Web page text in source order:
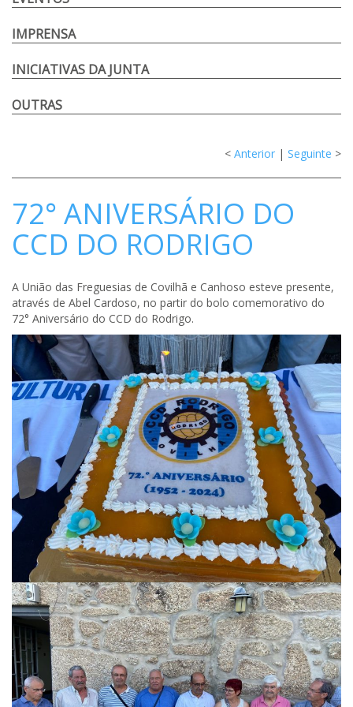
IMPRENSA
INICIATIVAS DA JUNTA
OUTRAS
< Anterior | Seguinte >
72° ANIVERSÁRIO DO
CCD DO RODRIGO
A União das Freguesias de Covilhã e Canhoso esteve presente,
através de Abel Cardoso, no partir do bolo comemorativo do
72° Aniversário do CCD do Rodrigo.